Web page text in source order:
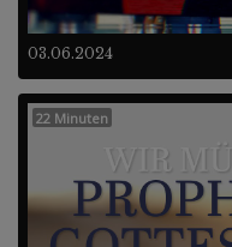
03.06.2024
22 Minuten